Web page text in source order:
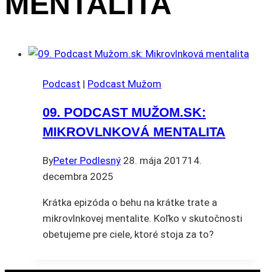
Podcast | Podcast Mužom
09. PODCAST MUŽOM.SK:
MIKROVLNKOVÁ MENTALITA
ByPeter Podlesný 28. mája 201714.
decembra 2025
Krátka epizóda o behu na krátke trate a
mikrovlnkovej mentalite. Koľko v skutočnosti
obetujeme pre ciele, ktoré stoja za to?